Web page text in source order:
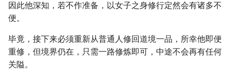
因此他深知，若不作准备，以女子之身修行定然会有诸多不
便。
毕竟，接下来必须重新从普通人修回道境一品，所幸他即便
重修，但境界仍在，只需一路修炼即可，中途不会再有任何
关隘。